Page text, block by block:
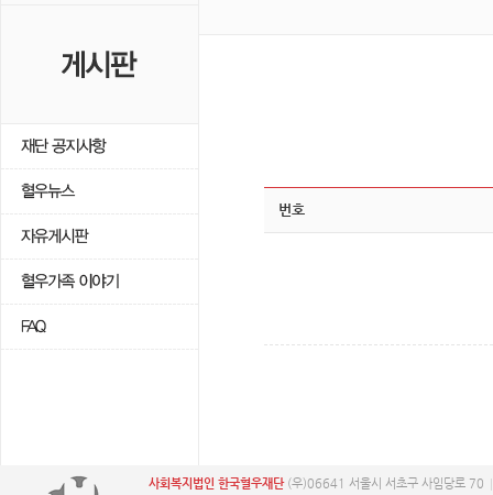
번호
사회복지법인 한국혈우재단(우)06641 서울시 서초구 사임당로 70